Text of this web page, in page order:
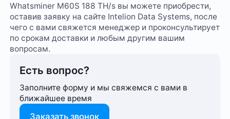
Whatsminer M60S 188 TH/s вы можете приобрести,
оставив заявку на сайте Intelion Data Systems, после
чего с вами свяжется менеджер и проконсультирует
по срокам доставки и любым другим вашим
вопросам.
Есть вопрос?
Заполните форму и мы свяжемся с вами в
ближайшее время
Заказать звонок